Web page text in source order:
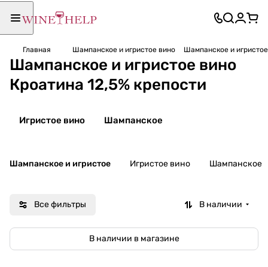
Главная Шампанское и игристое вино Шампанское и
Шампанское и игристое вино
Кроатина 12,5% крепости
Игристое вино Шампанское
Шампанское и игристое Игристое вино Шампанское
Все фильтры В наличии
В наличии в магазине